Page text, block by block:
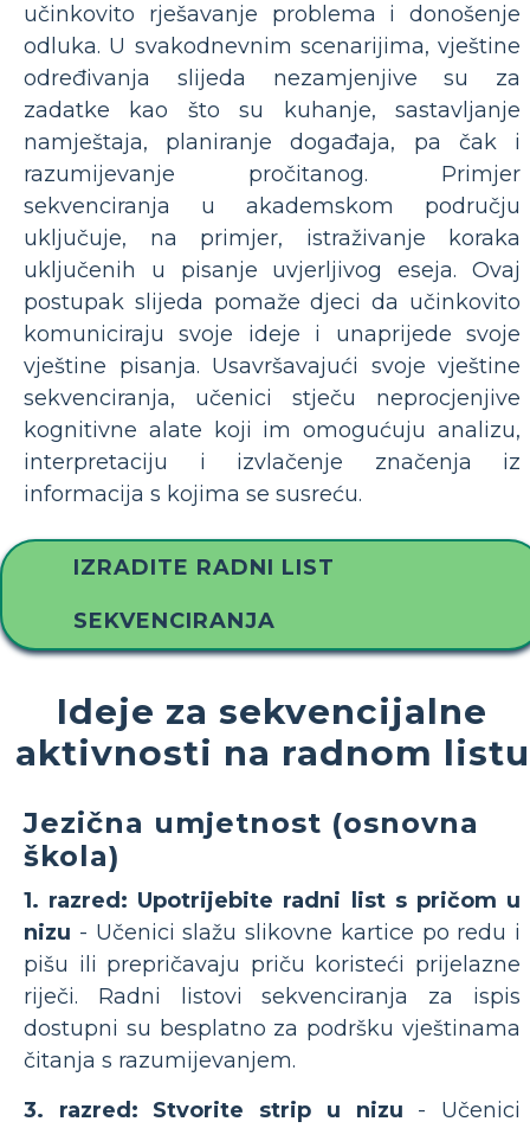
učinkovito rješavanje problema i donošenje
odluka. U svakodnevnim scenarijima, vještine
određivanja slijeda nezamjenjive su za
zadatke kao što su kuhanje, sastavljanje
namještaja, planiranje događaja, pa čak i
razumijevanje pročitanog. Primjer
sekvenciranja u akademskom području
uključuje, na primjer, istraživanje koraka
uključenih u pisanje uvjerljivog eseja. Ovaj
postupak slijeda pomaže djeci da učinkovito
komuniciraju svoje ideje i unaprijede svoje
vještine pisanja. Usavršavajući svoje vještine
sekvenciranja, učenici stječu neprocjenjive
kognitivne alate koji im omogućuju analizu,
interpretaciju i izvlačenje značenja iz
informacija s kojima se susreću.
IZRADITE RADNI LIST
SEKVENCIRANJA
Ideje za sekvencijalne
aktivnosti na radnom listu
Jezična umjetnost (osnovna
škola)
1. razred: Upotrijebite radni list s pričom u
nizu - Učenici slažu slikovne kartice po redu i
pišu ili prepričavaju priču koristeći prijelazne
riječi. Radni listovi sekvenciranja za ispis
dostupni su besplatno za podršku vještinama
čitanja s razumijevanjem.
3. razred: Stvorite strip u nizu - Učenici